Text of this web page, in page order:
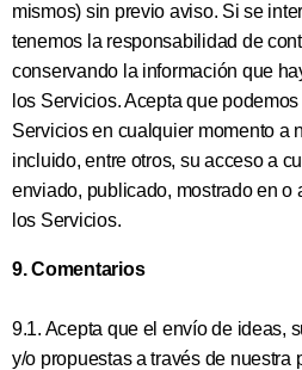
mismos) sin previo aviso. Si se
tenemos la responsabilidad de
conservando la información que
los Servicios. Acepta que
Servicios en cualquier momento a
incluido, entre otros, su acceso a
enviado, publicado, mostrado en o
los Servicios.
9. Comentarios
9.1. Acepta que el envío de ideas,
y/o propuestas a través de nuestra